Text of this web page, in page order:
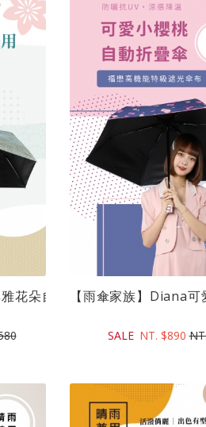
花朵自動開收折傘(21吋)｜台...
【雨傘家族】Diana
SALE NT. $890